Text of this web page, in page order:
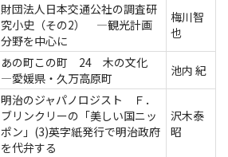
財団法人日本交通公社の調査研
究小史（その2） ―観光計画
分野を中心に
梅川智
也
あの町この町 24 木の文化
―愛媛県・久万高原町
池内 紀
明治のジャパノロジスト Ｆ．
ブリンクリーの「美しい国ニッ
ポン」(3)英字紙発行で明治政府
を代弁する
沢木泰
昭